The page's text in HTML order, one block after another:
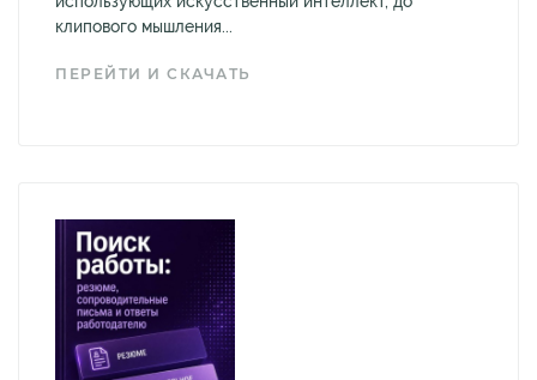
клипового мышления...
ПЕРЕЙТИ И СКАЧАТЬ